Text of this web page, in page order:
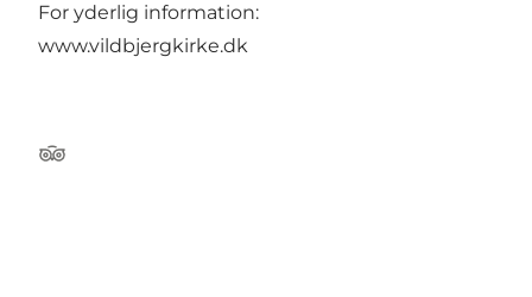
For yderlig information:
www.vildbjergkirke.dk
Tripadvisor